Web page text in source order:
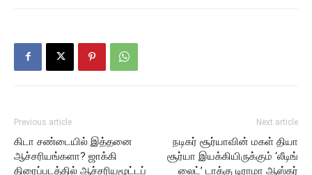
Previous article
கிடா சண்டையில் இத்தனை
ஆச்சரியங்களா? ஜாக்கி
திரைப்படத்தில் ஆச்சரியமூட்டப்
Next article
நடிகர் சூர்யாவின் மகள் தியா
சூர்யா இயக்கியிருக்கும் ‘லீடிங்
லைட்’ டாக்கு டிராமா ஆஸ்கர்